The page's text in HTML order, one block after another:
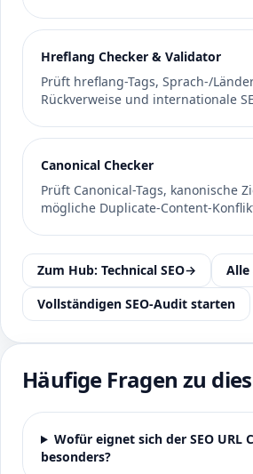
Hreflang Checker & Validator
Prüft hreflang-Tags, Sprach-/
Rückverweise und internationale
Canonical Checker
Prüft Canonical-Tags, kanonische
mögliche Duplicate-Content-
Zum Hub: Technical SEO→
Alle
Vollständigen SEO-Audit starten
Häufige Fragen zu
Wofür eignet sich der SEO URL
besonders?